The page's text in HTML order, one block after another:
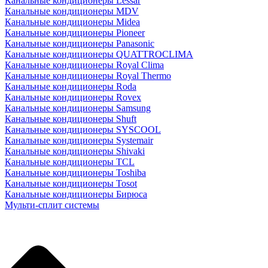
Канальные кондиционеры MDV
Канальные кондиционеры Midea
Канальные кондиционеры Pioneer
Канальные кондиционеры Panasonic
Канальные кондиционеры QUATTROCLIMA
Канальные кондиционеры Royal Clima
Канальные кондиционеры Royal Thermo
Канальные кондиционеры Roda
Канальные кондиционеры Rovex
Канальные кондиционеры Samsung
Канальные кондиционеры Shuft
Канальные кондиционеры SYSCOOL
Канальные кондиционеры Systemair
Канальные кондиционеры Shivaki
Канальные кондиционеры TCL
Канальные кондиционеры Toshiba
Канальные кондиционеры Tosot
Канальные кондиционеры Бирюса
Мульти-сплит системы